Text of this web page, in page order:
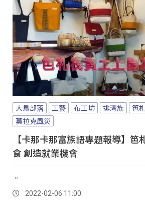
大鳥部落 工藝 布工坊 排灣族 笆
莫拉克風災
【卡那卡那富族語專題報導】
食 創造就業機會
。
2022-02-06 11:00